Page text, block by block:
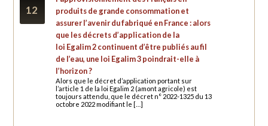
12
produits de grande consommation et
assurer l’avenir du fabriqué en France : alors
que les décrets d’application de la
loi Egalim 2continuent d’être publiés au fil
de l’eau, une loi Egalim 3poindrait-elle à
l’horizon ?
Alors que le décret d’application portant sur
l’article 1 de la loi Egalim 2 (amont agricole) est
toujours attendu, que le décret n° 2022-1325 du 13
octobre 2022 modifiant le […]